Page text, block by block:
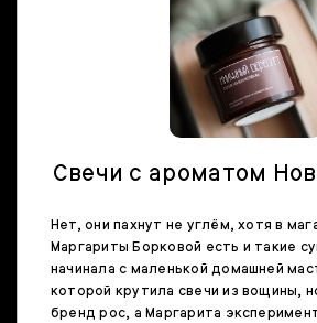
Свечи с ароматом
Нет, они пахнут не углём, хотя в
Маргариты Борковой есть и такие
начинала с маленькой домашней
которой крутила свечи из вощины,
бренд рос, а Маргарита